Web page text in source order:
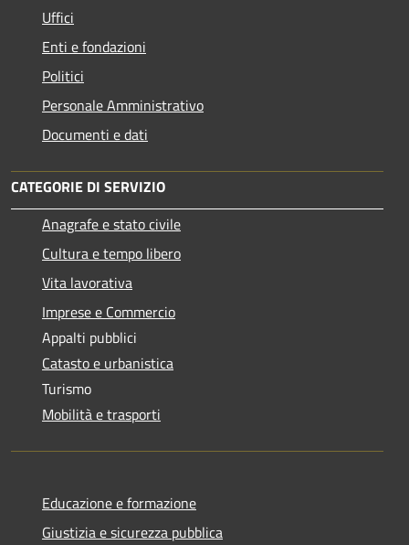
Uffici
Enti e fondazioni
Politici
Personale Amministrativo
Documenti e dati
CATEGORIE DI SERVIZIO
Anagrafe e stato civile
Cultura e tempo libero
Vita lavorativa
Imprese e Commercio
Appalti pubblici
Catasto e urbanistica
Turismo
Mobilità e trasporti
Educazione e formazione
Giustizia e sicurezza pubblica